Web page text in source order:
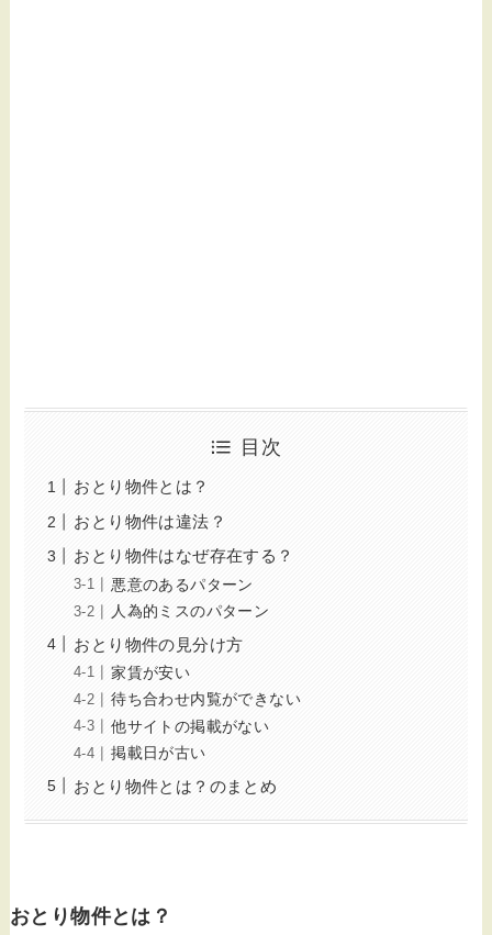
目次
おとり物件とは？
おとり物件は違法？
おとり物件はなぜ存在する？
悪意のあるパターン
人為的ミスのパターン
おとり物件の見分け方
家賃が安い
待ち合わせ内覧ができない
他サイトの掲載がない
掲載日が古い
おとり物件とは？のまとめ
おとり物件とは？